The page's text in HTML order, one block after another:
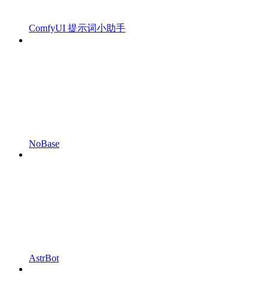
ComfyUI 提示词小助手
NoBase
AstrBot